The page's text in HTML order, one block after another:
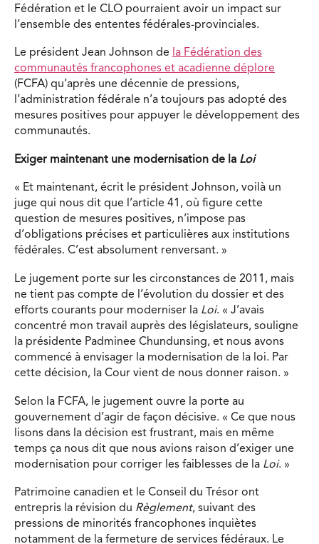
Fédération et le CLO pourraient avoir un impact sur
l’ensemble des ententes fédérales-provinciales.
Le président Jean Johnson de la Fédération des
communautés francophones et acadienne déplore
(FCFA) qu’après une décennie de pressions,
l’administration fédérale n’a toujours pas adopté des
mesures positives pour appuyer le développement des
communautés.
Exiger maintenant une modernisation de la Loi
« Et maintenant, écrit le président Johnson, voilà un
juge qui nous dit que l’article 41, où figure cette
question de mesures positives, n’impose pas
d’obligations précises et particulières aux institutions
fédérales. C’est absolument renversant. »
Le jugement porte sur les circonstances de 2011, mais
ne tient pas compte de l’évolution du dossier et des
efforts courants pour moderniser la Loi. « J’avais
concentré mon travail auprès des législateurs, souligne
la présidente Padminee Chundunsing, et nous avons
commencé à envisager la modernisation de la loi. Par
cette décision, la Cour vient de nous donner raison. »
Selon la FCFA, le jugement ouvre la porte au
gouvernement d’agir de façon décisive. « Ce que nous
lisons dans la décision est frustrant, mais en même
temps ça nous dit que nous avions raison d’exiger une
modernisation pour corriger les faiblesses de la Loi. »
Patrimoine canadien et le Conseil du Trésor ont
entrepris la révision du Règlement, suivant des
pressions de minorités francophones inquiètes
notamment de la fermeture de services fédéraux. Le